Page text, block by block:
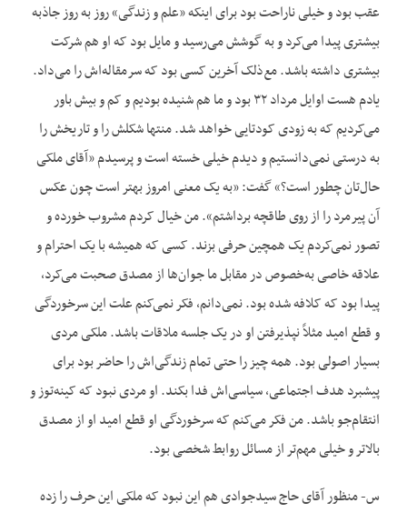
عقب بود و خیلی ناراحت بود برای اینکه «علم و زندگی» روز به روز جاذبه
بیشتری پیدا می‌کرد و به گوشش می‌رسید و مایل بود که او هم شرکت
بیشتری داشته باشد. مع‌ذلک آخرین کسی بود که سرمقاله‌اش را می‌داد.
یادم هست اوایل مرداد ۳۲ بود و ما هم شنیده بودیم و کم و بیش باور
می‌کردیم که به زودی کودتایی خواهد شد. منتها شکلش را و تاریخش را
به درستی نمی‌‌دانستیم و دیدم خیلی خسته است و پرسیدم «آقای ملکی
حال‌تان چطور است؟» گفت: «به یک معنی امروز بهتر است چون عکس
آن پیرمرد را از روی طاقچه برداشتم». من خیال کردم مشروب خورده و
تصور نمی‌‌کردم یک همچین حرفی بزند. کسی که همیشه با یک احترام و
علاقه خاصی به‌خصوص در مقابل ما جوان‌ها از مصدق صحبت می‌کرد،
پیدا بود که کلافه شده بود. نمی‌‌دانم، فکر نمی‌‌کنم علت این سرخوردگی
و قطع امید مثلاً نپذیرفتن او در یک جلسه ملاقات باشد. ملکی مردی
بسیار اصولی بود. همه چیز را حتی تمام زندگی‌اش را حاضر بود برای
پیشبرد هدف اجتماعی، سیاسی‌اش فدا بکند. او مردی نبود که کینه‌توز و
انتقام‌جو باشد. من فکر می‌کنم که سرخوردگی او قطع امید او از مصدق
بالاتر و خیلی مهم‌تر از مسائل روابط شخصی بود.
س- منظور آقای حاج سیدجوادی هم این نبود که ملکی این حرف را زده